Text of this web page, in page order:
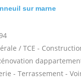
sur marne
/ TCE -
- Terrassement -